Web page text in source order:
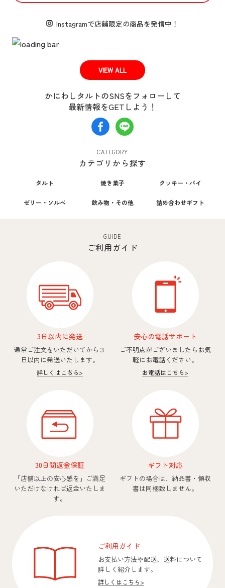
Instagramで店舗限定の商品を発信中！
VIEW ALL
かにわしタルトのSNSをフォローして
最新情報をGETしよう！
CATEGORY
カテゴリから探す
タルト 焼き菓子 クッキー・パイ
ゼリー・ソルベ 飲み物・その他 詰め合わせギフト
GUIDE
ご利用ガイド
3日以内に発送
通常ご注文をいただいてから ３
日以内に発送いたします。
詳しくはこちら>
安心の電話サポート
ご不明点がございましたら お気
軽にお電話ください。
お電話はこちら>
30日間返金保証
「店舗以上の安心感を」 ご満足
いただけなければ返金いたしま
す。
ギフト対応
ギフトの場合は、納品書・領収
書は同梱致しません。
ご利用ガイド
お支払い方法や配送、送料について
詳しく紹介します。
詳しくはこちら>